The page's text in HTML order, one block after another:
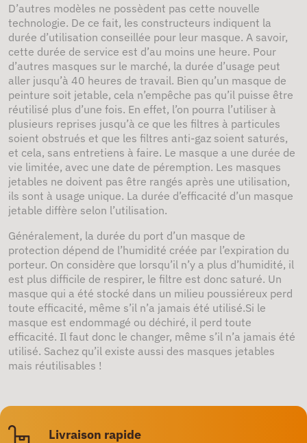
D’autres modèles ne possèdent pas cette nouvelle
technologie. De ce fait, les constructeurs indiquent la
durée d’utilisation conseillée pour leur masque. A savoir,
cette durée de service est d’au moins une heure. Pour
d’autres masques sur le marché, la durée d’usage peut
aller jusqu’à 40 heures de travail. Bien qu’un masque de
peinture soit jetable, cela n’empêche pas qu’il puisse être
réutilisé plus d’une fois. En effet, l’on pourra l’utiliser à
plusieurs reprises jusqu’à ce que les filtres à particules
soient obstrués et que les filtres anti-gaz soient saturés,
et cela, sans entretiens à faire. Le masque a une durée de
vie limitée, avec une date de péremption. Les masques
jetables ne doivent pas être rangés après une utilisation,
ils sont à usage unique. La durée d’efficacité d’un masque
jetable diffère selon l’utilisation.
Généralement, la durée du port d’un masque de
protection dépend de l’humidité créée par l’expiration du
porteur. On considère que lorsqu’il n’y a plus d’humidité, il
est plus difficile de respirer, le filtre est donc saturé. Un
masque qui a été stocké dans un milieu poussiéreux perd
toute efficacité, même s’il n’a jamais été utilisé.Si le
masque est endommagé ou déchiré, il perd toute
efficacité. Il faut donc le changer, même s’il n’a jamais été
utilisé. Sachez qu’il existe aussi des masques jetables
mais réutilisables !
Livraison rapide